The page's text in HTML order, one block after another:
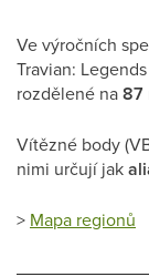
Ve výročních
Travian:
rozdělené na87
Vítězné body
nimi určují jak
> Mapa regionů